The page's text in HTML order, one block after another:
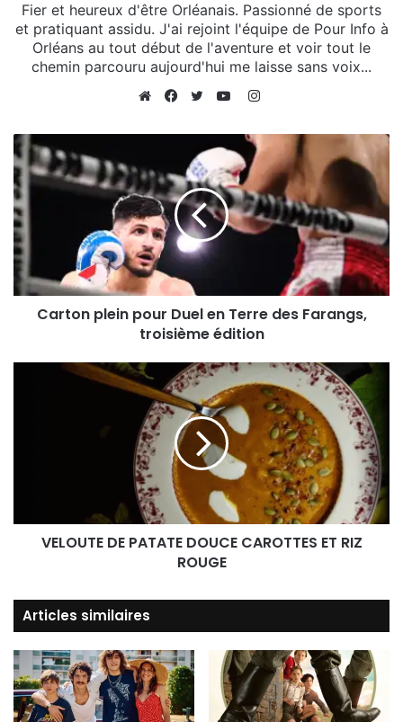
Un film de Gilles de Maistre avec
Emily Bett Rickards, Lumi Pollack, Wayne Charles
Baker
PRENDRE VOS PLACES
La projection sera suivie d’un échange avec le
réalisateur.
Nombre de vues: 82
Fier et heureux d'être Orléanais. Passionné de sports
et pratiquant assidu. J'ai rejoint l'équipe de Pour Info à
Orléans au tout début de l'aventure et voir tout le
chemin parcouru aujourd'hui me laisse sans voix...
Instagram
Carton plein pour Duel en Terre des Farangs,
troisième édition
VELOUTE DE PATATE DOUCE CAROTTES ET RIZ
ROUGE
Articles similaires